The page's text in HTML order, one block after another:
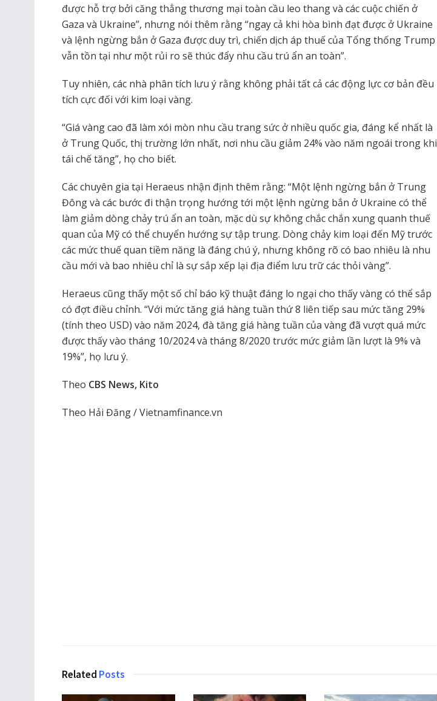
được hỗ trợ bởi căng thẳng thương mại toàn cầu leo ​​thang và các cuộc chiến ở
Gaza và Ukraine”, nhưng nói thêm rằng “ngay cả khi hòa bình đạt được ở Ukraine
và lệnh ngừng bắn ở Gaza được duy trì, chiến dịch áp thuế của Tổng thống Trump
vẫn tồn tại như một rủi ro sẽ thúc đẩy nhu cầu trú ẩn an toàn”.
Tuy nhiên, các nhà phân tích lưu ý rằng không phải tất cả các động lực cơ bản đều
tích cực đối với kim loại vàng.
“Giá vàng cao đã làm xói mòn nhu cầu trang sức ở nhiều quốc gia, đáng kể nhất là
ở Trung Quốc, thị trường lớn nhất, nơi nhu cầu giảm 24% vào năm ngoái trong khi
tái chế tăng”, họ cho biết.
Các chuyên gia tại Heraeus nhận định thêm rằng: “Một lệnh ngừng bắn ở Trung
Đông và các bước đi thận trọng hướng tới một lệnh ngừng bắn ở Ukraine có thể
làm giảm dòng chảy trú ẩn an toàn, mặc dù sự không chắc chắn xung quanh thuế
quan của Mỹ có thể chuyển hướng sự tập trung. Dòng chảy kim loại đến Mỹ trước
các mức thuế quan tiềm năng là đáng chú ý, nhưng không rõ có bao nhiêu là nhu
cầu mới và bao nhiêu chỉ là sự sắp xếp lại địa điểm lưu trữ các thỏi vàng”.
Heraeus cũng thấy một số chỉ báo kỹ thuật đáng lo ngại cho thấy vàng có thể sắp
có đợt điều chỉnh. “Với mức tăng giá hàng tuần thứ 8 liên tiếp sau mức tăng 29%
(tính theo USD) vào năm 2024, đà tăng giá hàng tuần của vàng đã vượt quá mức
được thấy vào tháng 10/2024 và tháng 8/2020 trước mức giảm lần lượt là 9% và
19%”, họ lưu ý.
Theo CBS News, Kito
Theo Hải Đăng / Vietnamfinance.vn
Related Posts